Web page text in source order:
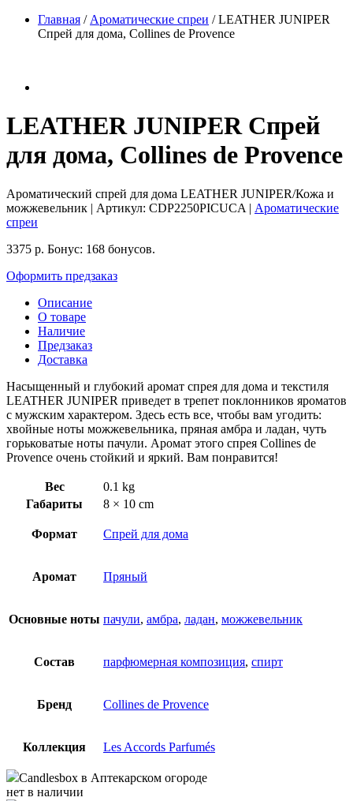
Главная / Ароматические спреи /LEATHER JUNIPER
Спрей для дома, Collines de Provence
LEATHER JUNIPER Спрей
для дома, Collines de Provence
Ароматический спрей для дома LEATHER JUNIPER/Кожа и
можжевельник | Артикул: CDP2250PICUCA | Ароматические
спреи
3375 р. Бонус: 168 бонусов.
Оформить предзаказ
Описание
О товаре
Наличие
Предзаказ
Доставка
Насыщенный и глубокий аромат спрея для дома и текстиля
LEATHER JUNIPER приведет в трепет поклонников яроматов
с мужским характером. Здесь есть все, чтобы вам угодить:
хвойные ноты можжевельника, пряная амбра и ладан, чуть
горьковатые ноты пачули. Аромат этого спрея Collines de
Provence очень стойкий и яркий. Вам понравится!
Вес
0.1 kg
Габариты
8 × 10 cm
Формат Спрей для дома
Аромат Пряный
Основные ноты пачули, амбра, ладан, можжевельник
Состав парфюмерная композиция, спирт
Бренд Collines de Provence
Коллекция Les Accords Parfumés
Candlesbox в Аптекарском огороде
нет в наличии